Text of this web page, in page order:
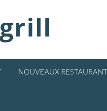
NOUVEAUX